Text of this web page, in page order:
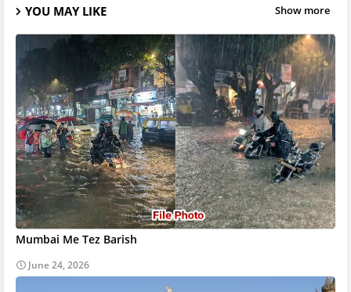
YOU MAY LIKE Show more
Mumbai Me Tez Barish
June 24, 2026